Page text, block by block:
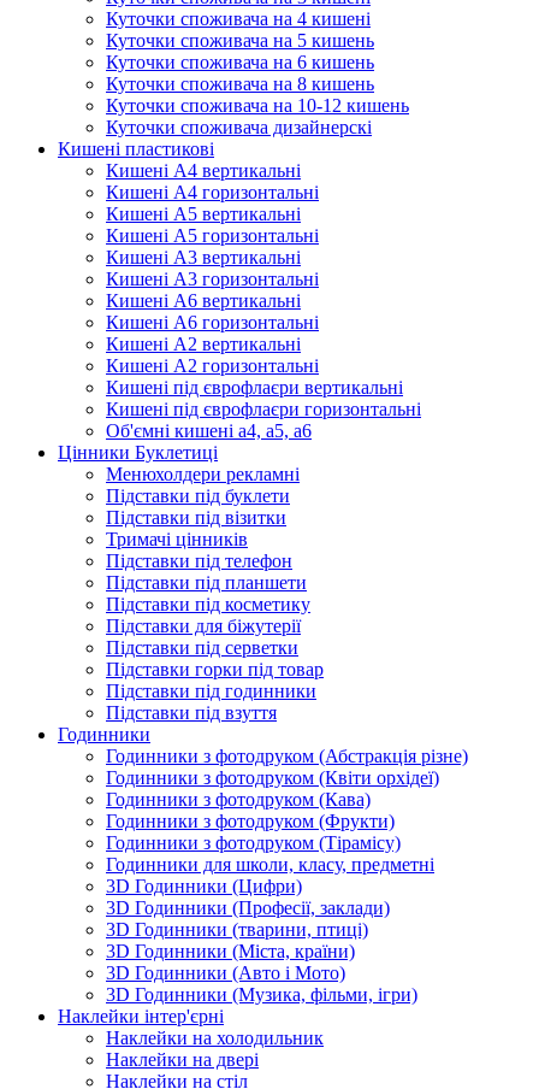
Куточки споживача на 4 кишені
Куточки споживача на 5 кишень
Куточки споживача на 6 кишень
Куточки споживача на 8 кишень
Куточки споживача на 10-12 кишень
Куточки споживача дизайнерскі
Кишені пластикові
Кишені А4 вертикальні
Кишені А4 горизонтальні
Кишені А5 вертикальні
Кишені А5 горизонтальні
Кишені А3 вертикальні
Кишені А3 горизонтальні
Кишені А6 вертикальні
Кишені А6 горизонтальні
Кишені А2 вертикальні
Кишені А2 горизонтальні
Кишені під єврофлаєри вертикальні
Кишені під єврофлаєри горизонтальні
Об'ємні кишені а4, а5, а6
Цінники Буклетиці
Менюхолдери рекламні
Підставки під буклети
Підставки під візитки
Тримачі цінників
Підставки під телефон
Підставки під планшети
Підставки під косметику
Підставки для біжутерії
Підставки під серветки
Підставки горки під товар
Підставки під годинники
Підставки під взуття
Годинники
Годинники з фотодруком (Абстракція різне)
Годинники з фотодруком (Квіти орхідеї)
Годинники з фотодруком (Кава)
Годинники з фотодруком (Фрукти)
Годинники з фотодруком (Тірамісу)
Годинники для школи, класу, предметні
3D Годинники (Цифри)
3D Годинники (Професії, заклади)
3D Годинники (тварини, птиці)
3D Годинники (Міста, країни)
3D Годинники (Авто і Мото)
3D Годинники (Музика, фільми, ігри)
Наклейки інтер'єрні
Наклейки на холодильник
Наклейки на двері
Наклейки на стіл